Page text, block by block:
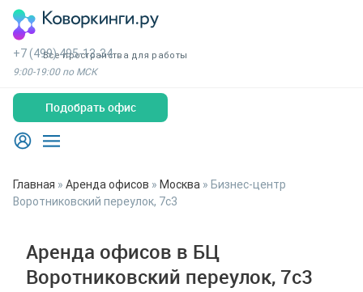
Все пространства для работы
+7 (499) 495-13-34
9:00-19:00 по МСК
Подобрать офис
Главная » Аренда офисов » Москва » Бизнес-центр
Воротниковский переулок, 7с3
Аренда офисов в БЦ
Воротниковский переулок, 7с3